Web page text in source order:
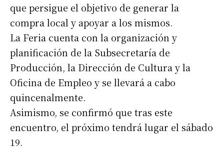
que persigue el objetivo de generar la
compra local y apoyar a los mismos.
La Feria cuenta con la organización y
planificación de la Subsecretaría de
Producción, la Dirección de Cultura y la
Oficina de Empleo y se llevará a cabo
quincenalmente.
Asimismo, se confirmó que tras este
encuentro, el próximo tendrá lugar el sábado
19.